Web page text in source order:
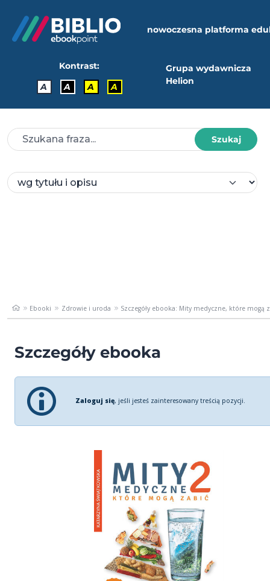
nowoczesna platforma
Kontrast:
A
A A A
Grupa wydawnicza
Helion
Szukaj
Ebooki Zdrowie i uroda Szczegóły ebooka: Mity medyczne, które mogą
Szczegóły ebooka
Zaloguj się, jeśli jesteś zainteresowany treścią pozycji.